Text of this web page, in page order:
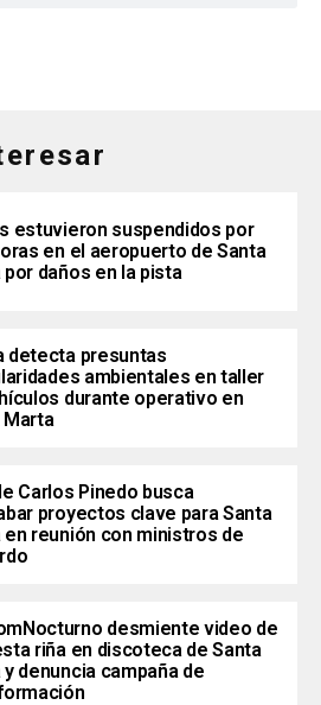
estuvieron suspendidos por
en el aeropuerto de Santa
por daños en la pista
detecta presuntas
ambientales en taller
durante operativo en
Marta
Carlos Pinedo busca
proyectos clave para Santa
en reunión con ministros de
desmiente video de
riña en discoteca de Santa
denuncia campaña de